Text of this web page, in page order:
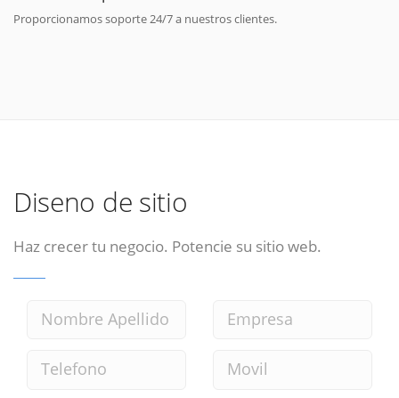
Proporcionamos soporte 24/7 a nuestros clientes.
Diseno de sitio
Haz crecer tu negocio. Potencie su sitio web.